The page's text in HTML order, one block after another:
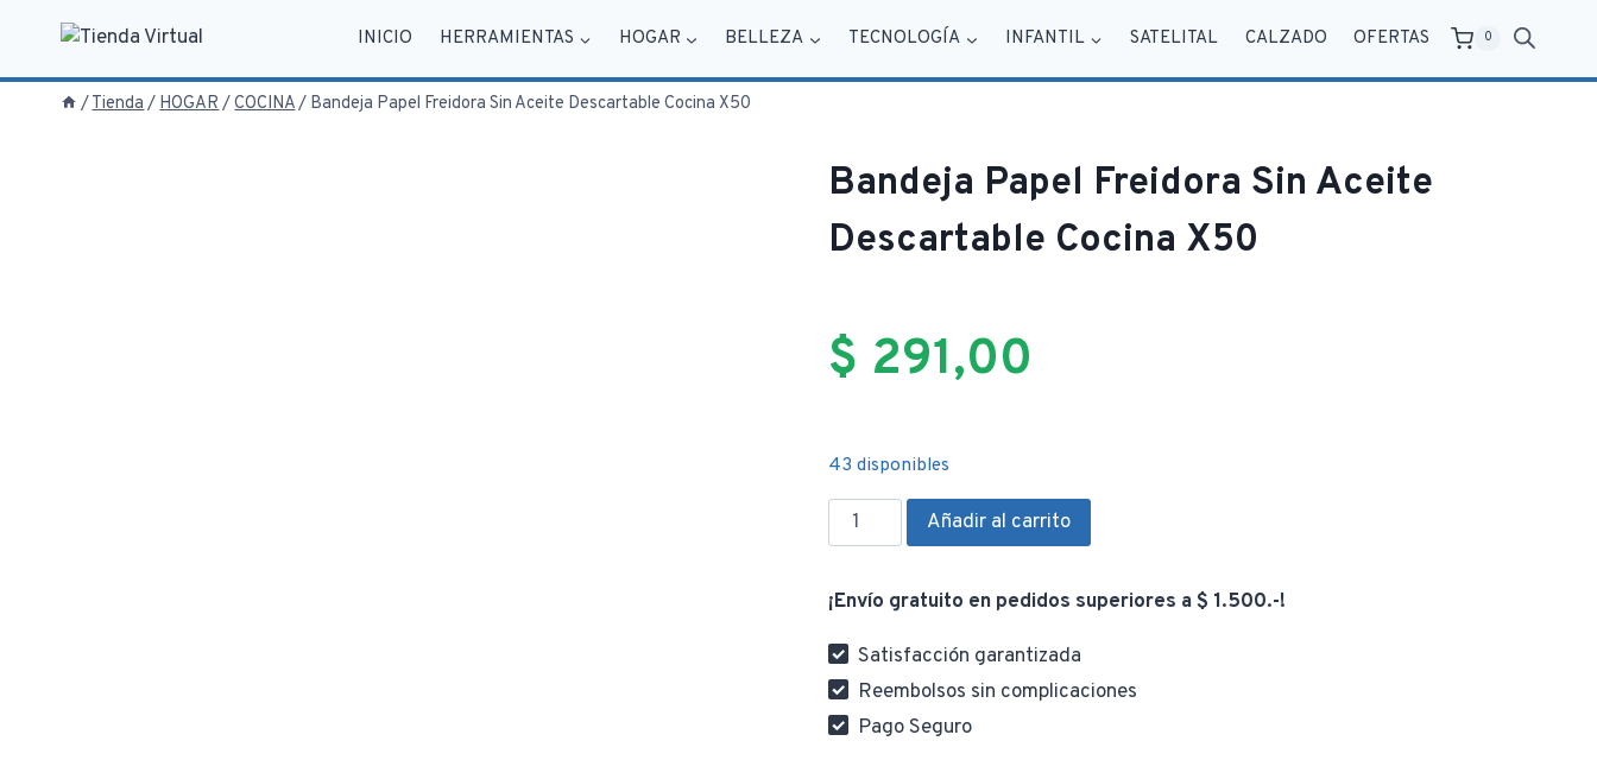
contenido
INICIO HERRAMIENTAS HOGAR BELLEZA TECNOLOGÍA INFANTIL SATELITAL CALZADO OFERTAS 0
/Tienda/HOGAR/COCINA/ Bandeja Papel Freidora Sin Aceite Descartable Cocina X50
Bandeja Papel Freidora Sin Aceite
Descartable Cocina X50
$ 291,00
43 disponibles
Bandeja
Papel
Sin
Aceite
Descartable
Cocina
X50
Añadir al carrito
¡Envío gratuito en pedidos superiores a $ 1.500.-!
Satisfacción garantizada
Reembolsos sin complicaciones
Pago Seguro